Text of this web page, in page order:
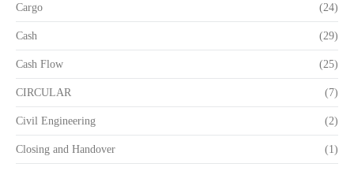
Cargo (24)
Cash (29)
Cash Flow (25)
CIRCULAR (7)
Civil Engineering (2)
Closing and Handover (1)